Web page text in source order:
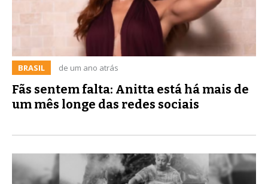
BRASIL de um ano atrás
Fãs sentem falta: Anitta está há mais de
um mês longe das redes sociais